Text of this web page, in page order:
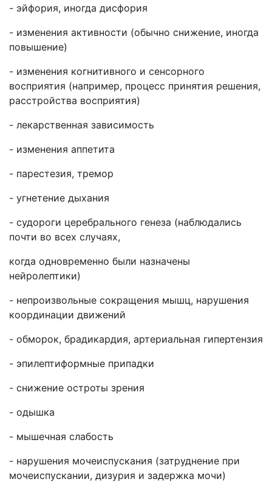
- эйфория, иногда дисфория
- изменения активности (обычно снижение, иногда
повышение)
- изменения когнитивного и сенсорного
восприятия (например, процесс принятия решения,
расстройства восприятия)
- лекарственная зависимость
- изменения аппетита
- парестезия, тремор
- угнетение дыхания
- судороги церебрального генеза (наблюдались
почти во всех случаях,
когда одновременно были назначены
нейролептики)
- непроизвольные сокращения мышц, нарушения
координации движений
- обморок, брадикардия, артериальная гипертензия
- эпилептиформные припадки
- снижение остроты зрения
- одышка
- мышечная слабость
- нарушения мочеиспускания (затруднение при
мочеиспускании, дизурия и задержка мочи)